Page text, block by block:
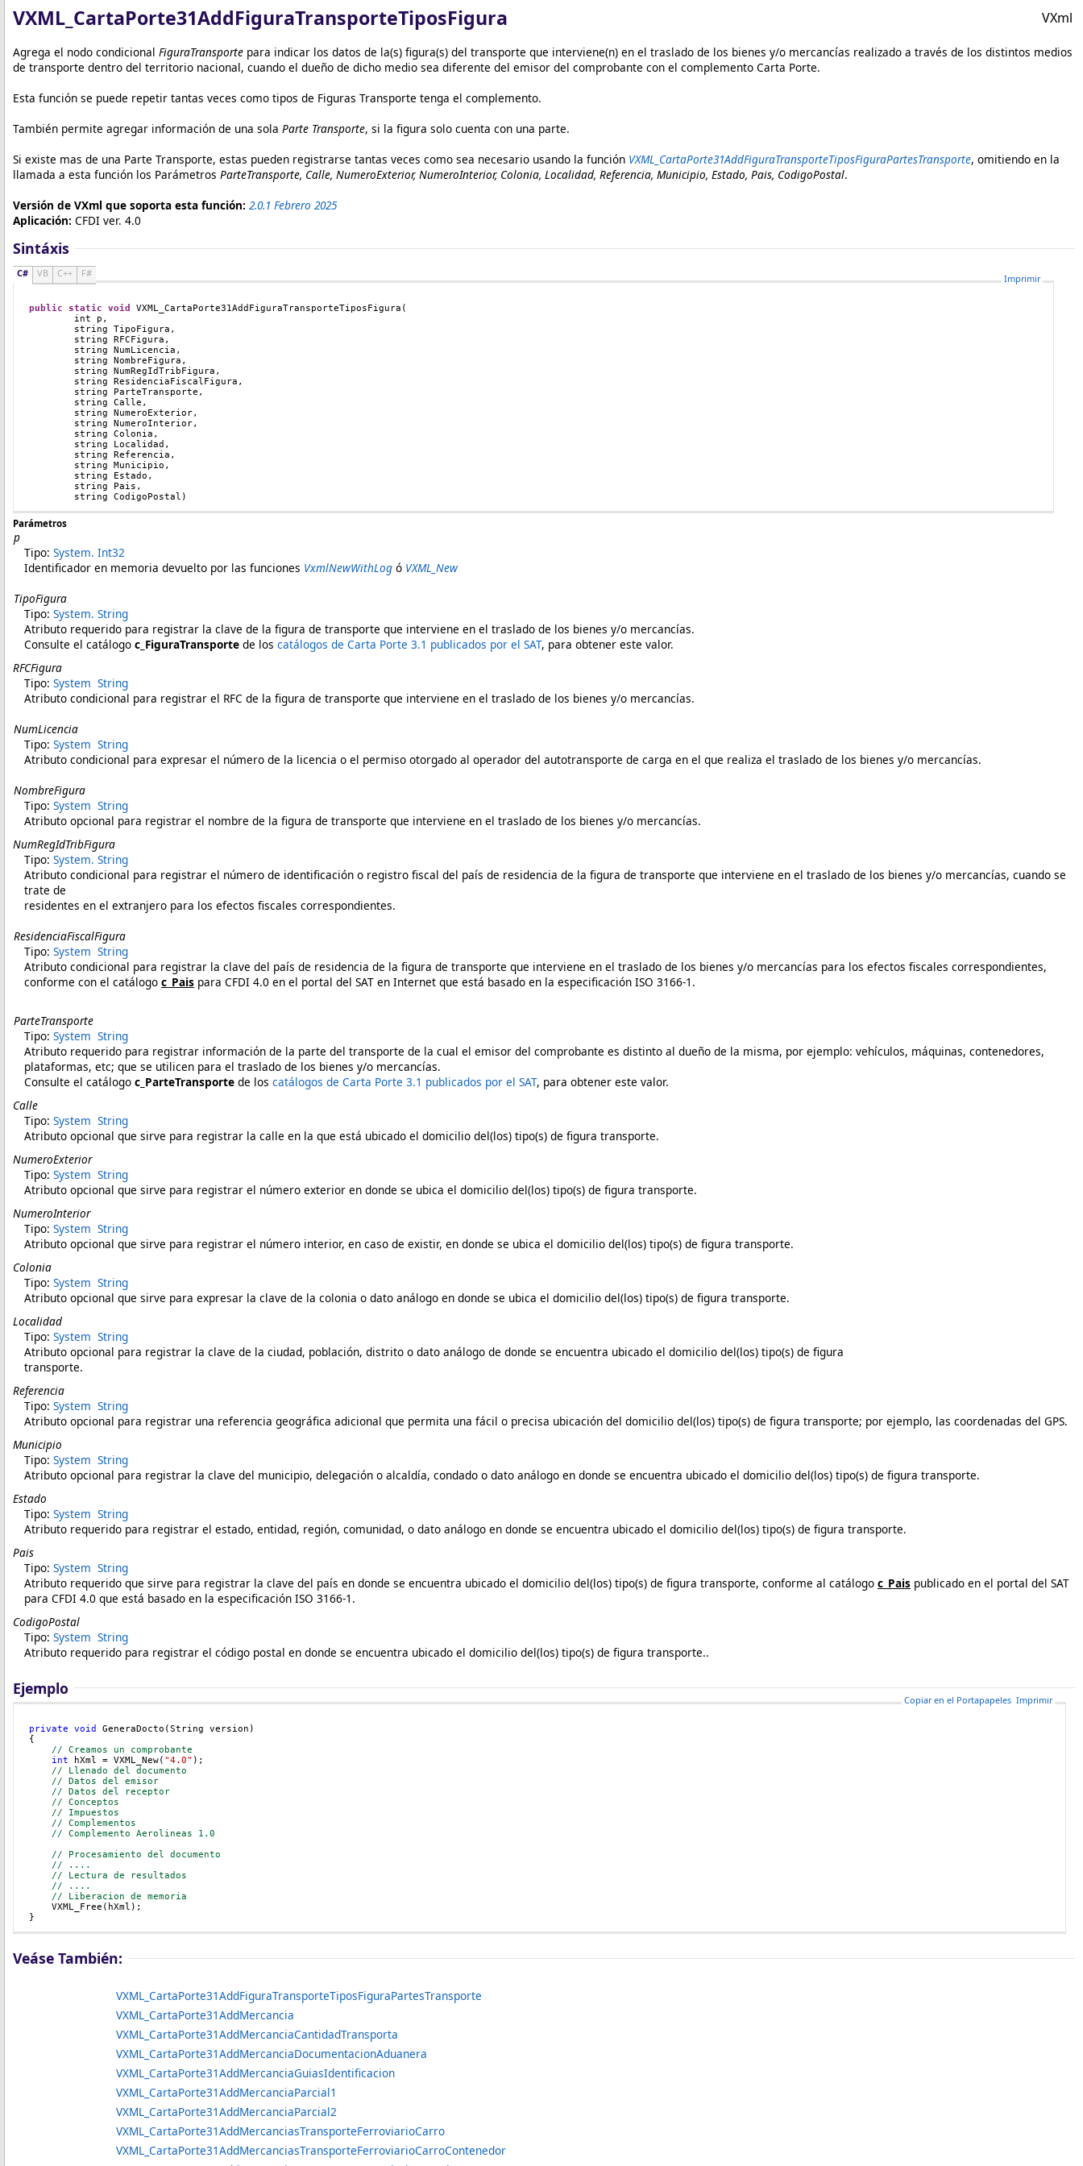
VXML_CartaPorte31AddFiguraTransporteTiposFigura VXml
Agrega el nodo condicional FiguraTransporte para indicar los datos de la(s) figura(s) del transporte que interviene(n) en el traslado de los bienes y/o mercancías realizado a través de los distintos medios
de transporte dentro del territorio nacional, cuando el dueño de dicho medio sea diferente del emisor del comprobante con el complemento Carta Porte.
Esta función se puede repetir tantas veces como tipos de Figuras Transporte tenga el complemento.
También permite agregar información de una sola Parte Transporte, si la figura solo cuenta con una parte.
Si existe mas de una Parte Transporte, estas pueden registrarse tantas veces como sea necesario usando la función VXML_CartaPorte31AddFiguraTransporteTiposFiguraPartesTransporte, omitiendo en la
llamada a esta función los Parámetros ParteTransporte, Calle, NumeroExterior, NumeroInterior, Colonia, Localidad, Referencia, Municipio, Estado, Pais, CodigoPostal.
Versión de VXml que soporta esta función: 2.0.1 Febrero 2025
Aplicación: CFDI ver. 4.0
Sintáxis
C# VB C++ F# Imprimir
public static void
VXML_CartaPorte31AddFiguraTransporteTiposFigura(
	int p,
	string TipoFigura,
	string RFCFigura,
	string NumLicencia,
	string NombreFigura,
	string NumRegIdTribFigura,
	string ResidenciaFiscalFigura,
	string ParteTransporte,
	string Calle,
	string NumeroExterior,
	string NumeroInterior,
	string Colonia,
	string Localidad,
	string Referencia,
	string Municipio,
	string Estado,
	string Pais,
	string CodigoPostal)
Parámetros
p
Tipo: System. Int32
Identificador en memoria devuelto por las funciones VxmlNewWithLog ó VXML_New
TipoFigura
Tipo: System. String
Atributo requerido para registrar la clave de la figura de transporte que interviene en el traslado de los bienes y/o mercancías.
Consulte el catálogo c_FiguraTransporte de los catálogos de Carta Porte 3.1 publicados por el SAT, para obtener este valor.
RFCFigura
Tipo: System String
Atributo condicional para registrar el RFC de la figura de transporte que interviene en el traslado de los bienes y/o mercancías.
NumLicencia
Tipo: System String
Atributo condicional para expresar el número de la licencia o el permiso otorgado al operador del autotransporte de carga en el que realiza el traslado de los bienes y/o mercancías.
NombreFigura
Tipo: System String
Atributo opcional para registrar el nombre de la figura de transporte que interviene en el traslado de los bienes y/o mercancías.
NumRegIdTribFigura
Tipo: System. String
Atributo condicional para registrar el número de identificación o registro fiscal del país de residencia de la figura de transporte que interviene en el traslado de los bienes y/o mercancías, cuando se
trate de
residentes en el extranjero para los efectos fiscales correspondientes.
ResidenciaFiscalFigura
Tipo: System String
Atributo condicional para registrar la clave del país de residencia de la figura de transporte que interviene en el traslado de los bienes y/o mercancías para los efectos fiscales correspondientes,
conforme con el catálogo c_Pais para CFDI 4.0 en el portal del SAT en Internet que está basado en la especificación ISO 3166-1.
ParteTransporte
Tipo: System String
Atributo requerido para registrar información de la parte del transporte de la cual el emisor del comprobante es distinto al dueño de la misma, por ejemplo: vehículos, máquinas, contenedores,
plataformas, etc; que se utilicen para el traslado de los bienes y/o mercancías.
Consulte el catálogo c_ParteTransporte de los catálogos de Carta Porte 3.1 publicados por el SAT, para obtener este valor.
Calle
Tipo: System String
Atributo opcional que sirve para registrar la calle en la que está ubicado el domicilio del(los) tipo(s) de figura transporte.
NumeroExterior
Tipo: System String
Atributo opcional que sirve para registrar el número exterior en donde se ubica el domicilio del(los) tipo(s) de figura transporte.
NumeroInterior
Tipo: System String
Atributo opcional que sirve para registrar el número interior, en caso de existir, en donde se ubica el domicilio del(los) tipo(s) de figura transporte.
Colonia
Tipo: System String
Atributo opcional que sirve para expresar la clave de la colonia o dato análogo en donde se ubica el domicilio del(los) tipo(s) de figura transporte.
Localidad
Tipo: System String
Atributo opcional para registrar la clave de la ciudad, población, distrito o dato análogo de donde se encuentra ubicado el domicilio del(los) tipo(s) de figura
transporte.
Referencia
Tipo: System String
Atributo opcional para registrar una referencia geográfica adicional que permita una fácil o precisa ubicación del domicilio del(los) tipo(s) de figura transporte; por ejemplo, las coordenadas del GPS.
Municipio
Tipo: System String
Atributo opcional para registrar la clave del municipio, delegación o alcaldía, condado o dato análogo en donde se encuentra ubicado el domicilio del(los) tipo(s) de figura transporte.
Estado
Tipo: System String
Atributo requerido para registrar el estado, entidad, región, comunidad, o dato análogo en donde se encuentra ubicado el domicilio del(los) tipo(s) de figura transporte.
Pais
Tipo: System String
Atributo requerido que sirve para registrar la clave del país en donde se encuentra ubicado el domicilio del(los) tipo(s) de figura transporte, conforme al catálogo c_Pais publicado en el portal del SAT
para CFDI 4.0 que está basado en la especificación ISO 3166-1.
CodigoPostal
Tipo: System String
Atributo requerido para registrar el código postal en donde se encuentra ubicado el domicilio del(los) tipo(s) de figura transporte..
Ejemplo
Copiar en el Portapapeles Imprimir
private void
GeneraDocto(String version)
{
// Creamos un comprobante
int hXml = VXML_New( "4.0" );
// Llenado del documento
// Datos del emisor
// Datos del receptor
// Conceptos
    // Impuestos
// Complementos
    // Complemento Aerolineas 1.0
// Procesamiento del documento
// ....
// Lectura de resultados
// ....
// Liberacion de memoria
    VXML_Free(hXml);
}
Veáse También:
VXML_CartaPorte31AddFiguraTransporteTiposFiguraPartesTransporte
VXML_CartaPorte31AddMercancia
VXML_CartaPorte31AddMercanciaCantidadTransporta
VXML_CartaPorte31AddMercanciaDocumentacionAduanera
VXML_CartaPorte31AddMercanciaGuiasIdentificacion
VXML_CartaPorte31AddMercanciaParcial1
VXML_CartaPorte31AddMercanciaParcial2
VXML_CartaPorte31AddMercanciasTransporteFerroviarioCarro
VXML_CartaPorte31AddMercanciasTransporteFerroviarioCarroContenedor